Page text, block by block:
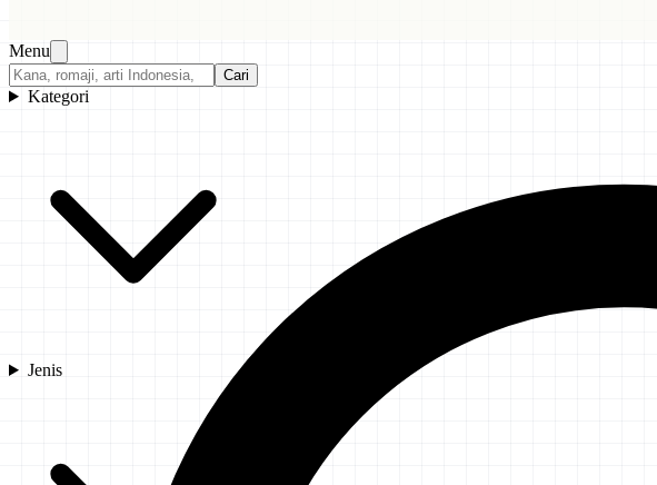
Menu
Cari
Kategori
Jenis